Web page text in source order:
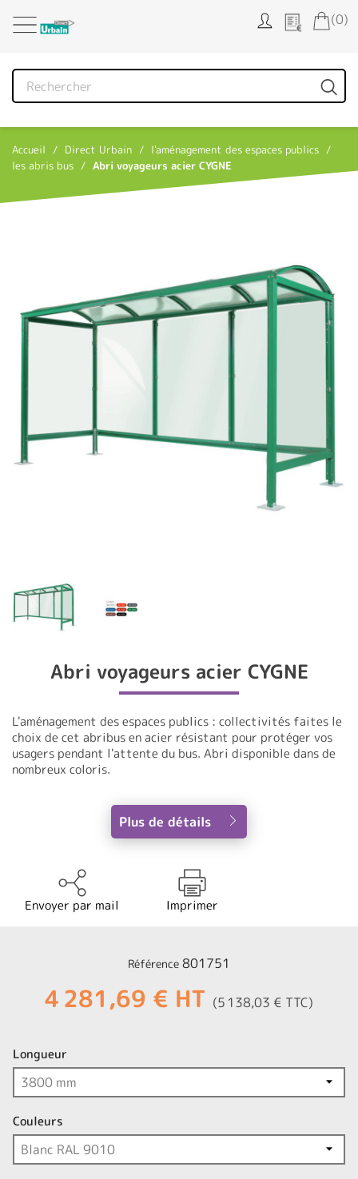
(0)
Accueil Direct Urbain
l'aménagement des espaces publics
les abris bus
Abri voyageurs acier CYGNE
Abri voyageurs acier CYGNE
L'aménagement des espaces publics : collectivités faites le
choix de cet abribus en acier résistant pour protéger vos
usagers pendant l'attente du bus. Abri disponible dans de
nombreux coloris.
Plus de détails
Envoyer par mail Imprimer
Référence 801751
4 281,69 € HT (5 138,03 € TTC)
Longueur
Couleurs